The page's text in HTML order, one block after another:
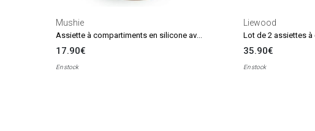
Mushie
Assiette à compartiments en silicone avec ventouse Natural
17.90€
En stock
Liewood
35.90€
En stock